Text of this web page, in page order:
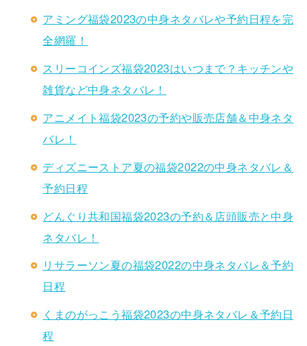
アミング福袋2023の中身ネタバレや予約日程を完
全網羅！
スリーコインズ福袋2023はいつまで？キッチンや
雑貨など中身ネタバレ！
アニメイト福袋2023の予約や販売店舗＆中身ネタ
バレ！
ディズニーストア夏の福袋2022の中身ネタバレ＆
予約日程
どんぐり共和国福袋2023の予約＆店頭販売と中身
ネタバレ！
リサラーソン夏の福袋2022の中身ネタバレ＆予約
日程
くまのがっこう福袋2023の中身ネタバレ＆予約日
程